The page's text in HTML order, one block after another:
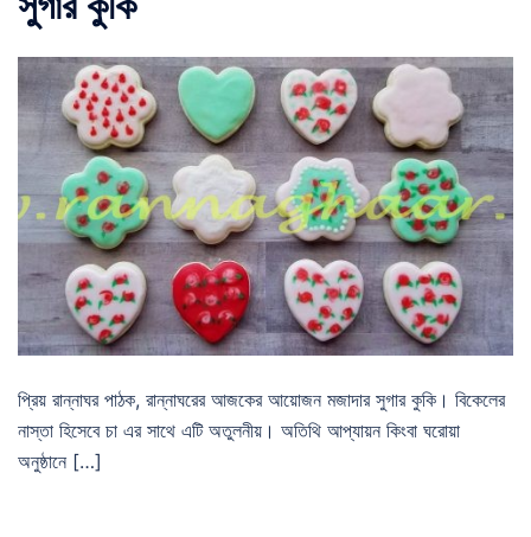
প্রিয় রান্নাঘর পাঠক, রান্নাঘরের আজকের আয়োজন মজাদার সুগার কুকি। বিকেলের
নাস্তা হিসেবে চা এর সাথে এটি অতুলনীয়। অতিথি আপ্যায়ন কিংবা ঘরোয়া
অনুষ্ঠানে […]